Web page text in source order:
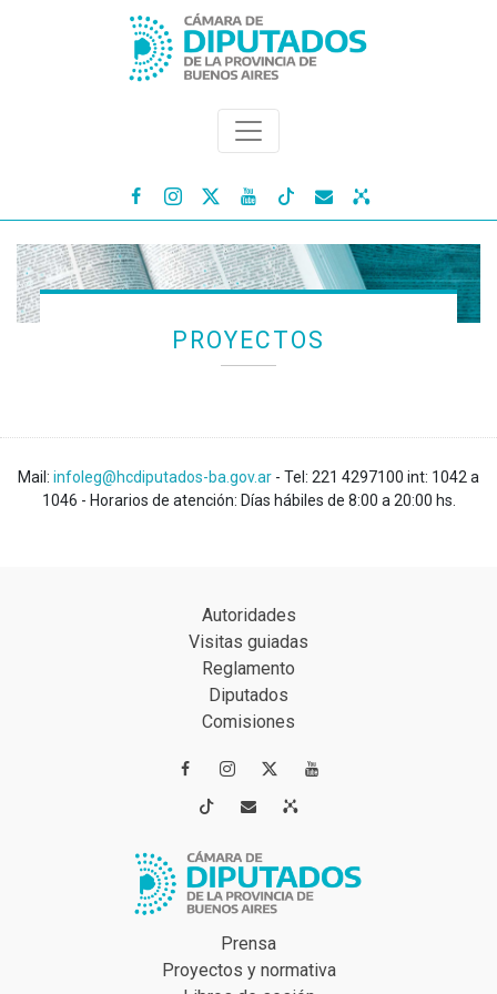
   
PROYECTOS
Mail: infoleg@hcdiputados-ba.gov.ar - Tel: 221 4297100 int: 1042 a
1046 - Horarios de atención: Días hábiles de 8:00 a 20:00 hs.
Autoridades
Visitas guiadas
Reglamento
Diputados
Comisiones
 
 
Prensa
Proyectos y normativa